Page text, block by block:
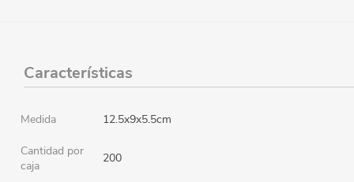
Características
Medida 12.5x9x5.5cm
Cantidad por
caja
200